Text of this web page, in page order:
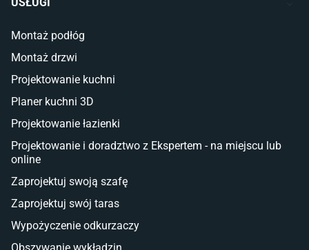
Łóżka dla dziecka (młodzieżowe)
Taras i balkon
Deski tarasowe kompozytowe
Sztuczna trawa miękka
Koce i pledy
Płytki na balkon
Lampy stojące LED
Płytki
Płytki betonowe
Płytki Cersanit
Płytki wielkoformatowe
USŁUGI
Montaż podłóg
Montaż drzwi
Projektowanie kuchni
Planer kuchni 3D
Projektowanie łazienki
Projektowanie i doradztwo z Ekspertem - na miejscu lub
online
Zaprojektuj swoją szafę
Zaprojektuj swój taras
Wypożyczenie odkurzaczy